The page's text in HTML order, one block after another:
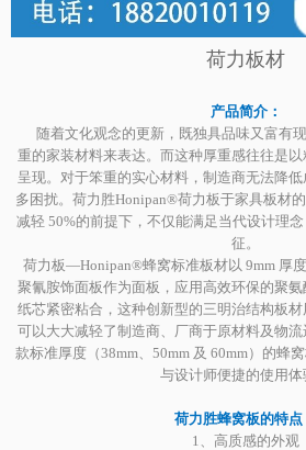
荷力板材
产品简介：
随着文化观念的更新，既独具品味又富有
重的家装材料来表达。而这种厚重感往往是
呈现。对于笨重的实心材料，制造商无法降
多困扰。荷力胜Honipan®荷力板于家具板材
减轻 50%的前提下，不仅能满足当代设计理
征。
荷力板—Honipan®蜂窝标准板材以 9mm 厚
聚氰胺饰面板作为面板，应用高效环保的聚
纸芯紧密粘合，这种创新型的三明治结构板材
可以大大减轻了制造商、厂商于原材料及物
款标准厚度（38mm、50mm 及 60mm）的蜂
与设计师便捷的使用体
荷力胜蜂窝板的特点
1、高质感的外观